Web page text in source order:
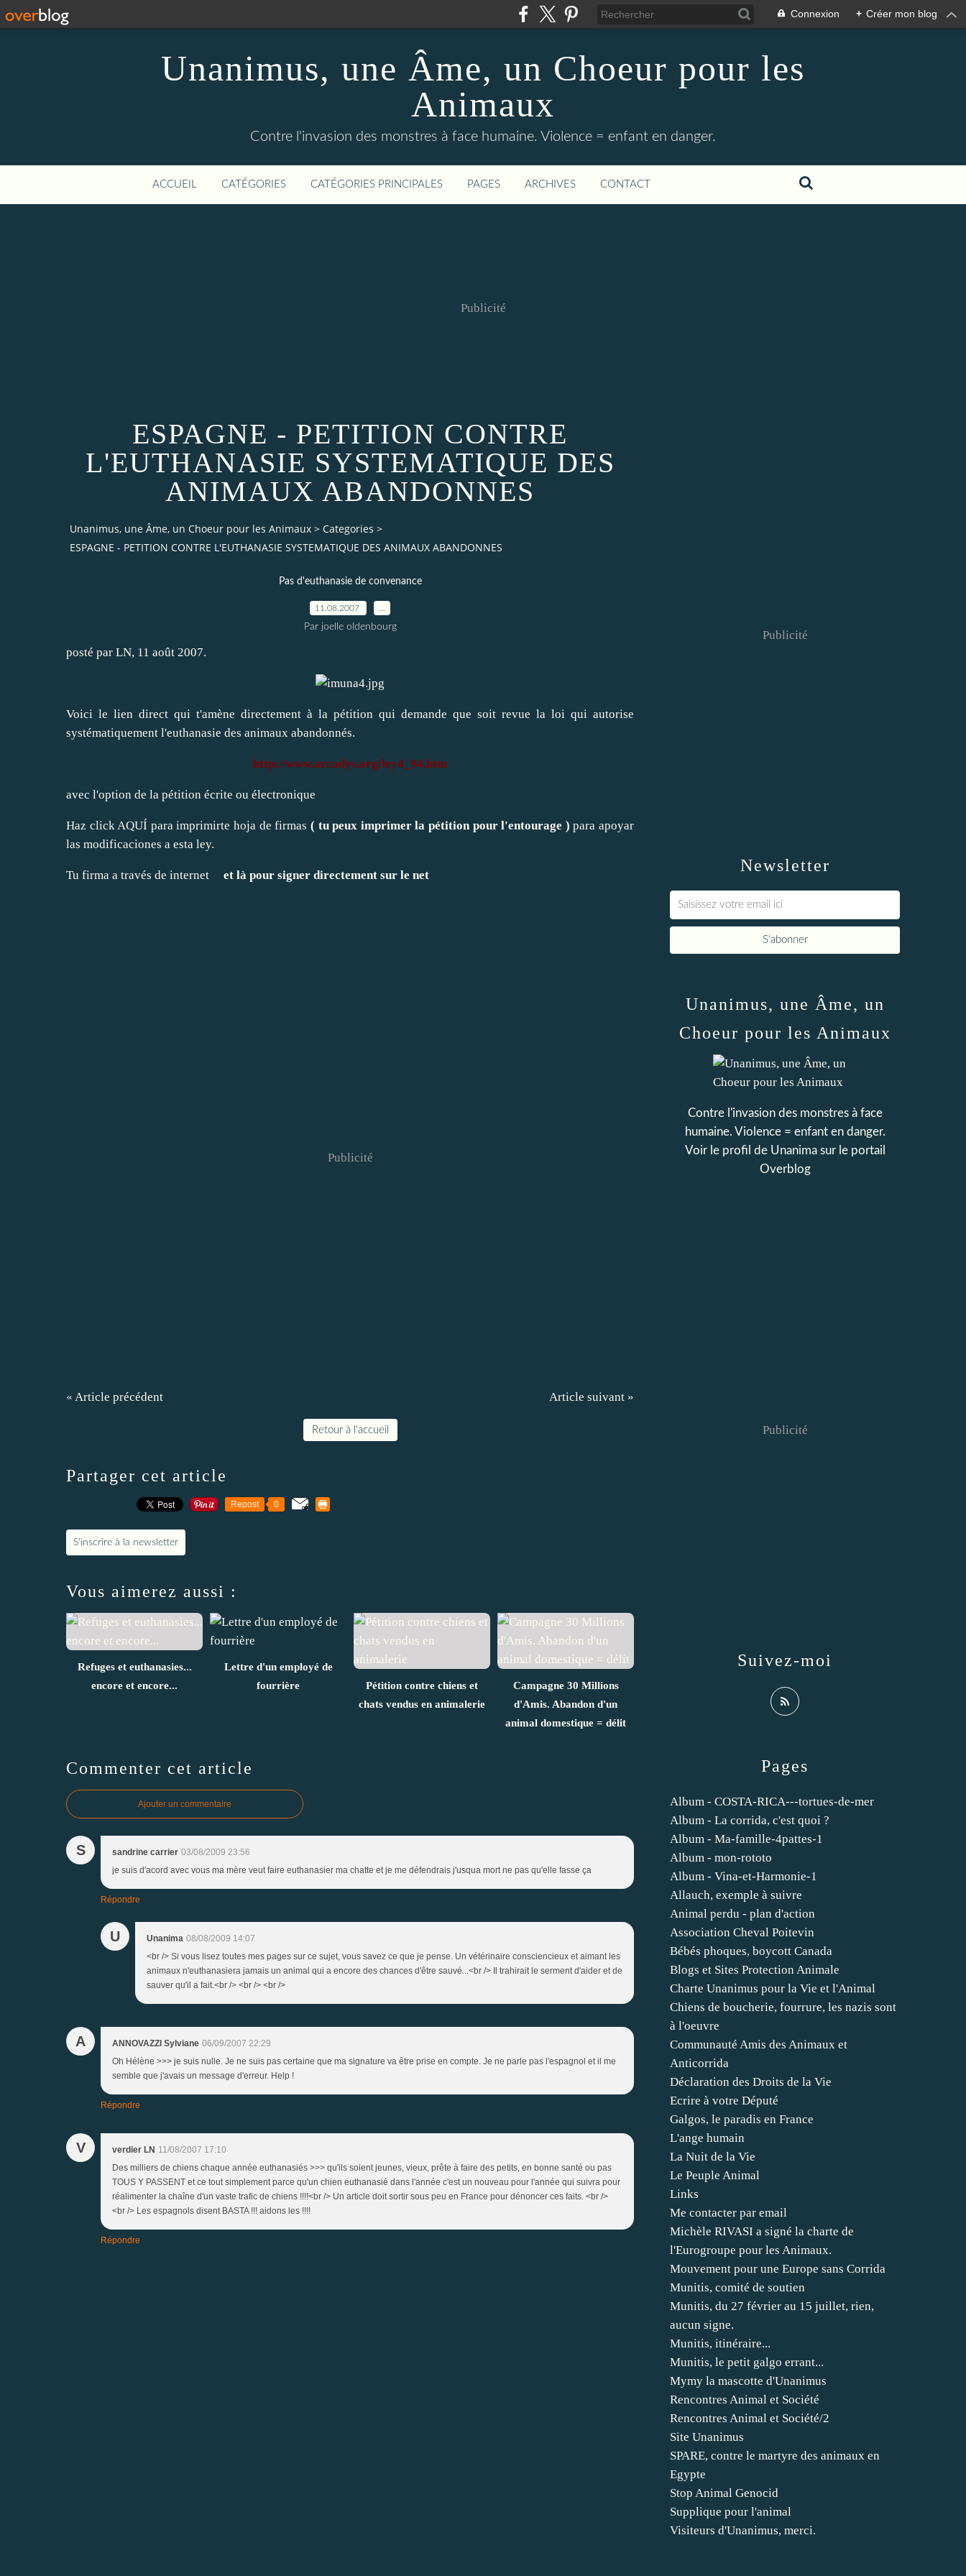
Connexion + Créer mon blog
Unanimus, une Âme, un Choeur pour les
Animaux
Contre l'invasion des monstres à face humaine. Violence = enfant en danger.
ACCUEIL CATÉGORIES CATÉGORIES PRINCIPALES PAGES ARCHIVES CONTACT
Publicité
ESPAGNE - PETITION CONTRE
L'EUTHANASIE SYSTEMATIQUE DES
ANIMAUX ABANDONNES
Unanimus, une Âme, un Choeur pour les Animaux > Categories >
ESPAGNE - PETITION CONTRE L'EUTHANASIE SYSTEMATIQUE DES ANIMAUX ABANDONNES
Pas d'euthanasie de convenance
11.08.2007
Par joelle oldenbourg
posté par LN, 11 août 2007.
Voici le lien direct qui t'amène directement à la pétition qui demande que soit revue la loi qui autorise
systématiquement l'euthanasie des animaux abandonnés.
http://www.arcadys.org/ley4_94.htm
avec l'option de la pétition écrite ou électronique
Haz click AQUÍ para imprimirte hoja de firmas ( tu peux imprimer la pétition pour l'entourage ) para apoyar
las modificaciones a esta ley.
Tu firma a través de internet et là pour signer directement sur le net
Publicité
« Article précédent Article suivant »
Retour à l'accueil
Partager cet article
Repost 0
S'inscrire à la newsletter
Vous aimerez aussi :
Refuges et euthanasies...
encore et encore...
Lettre d'un employé de
fourrière
Pétition contre chiens et
chats vendus en animalerie
Campagne 30 Millions
d'Amis. Abandon d'un
animal domestique = délit
Commenter cet article
Ajouter un commentaire
S sandrine carrier 03/08/2009 23:56
je suis d'acord avec vous ma mère veut faire euthanasier ma chatte et je me défendrais j'usqua mort ne pas qu'elle fasse ça
Répondre
U Unanima 08/08/2009 14:07
<br /> Si vous lisez toutes mes pages sur ce sujet, vous savez ce que je pense. Un vétérinaire consciencieux et aimant les
animaux n'euthanasiera jamais un animal qui a encore des chances d'être sauvé...<br /> Il trahirait le serment d'aider et de
sauver qu'il a fait.<br /> <br /> <br />
A ANNOVAZZI Sylviane 06/09/2007 22:29
Oh Hélène >>> je suis nulle. Je ne suis pas certaine que ma signature va être prise en compte. Je ne parle pas l'espagnol et il me
semble que j'avais un message d'erreur. Help !
Répondre
V verdier LN 11/08/2007 17:10
Des milliers de chiens chaque année euthanasiés >>> qu'ils soient jeunes, vieux, prête à faire des petits, en bonne santé ou pas
TOUS Y PASSENT et ce tout simplement parce qu'un chien euthanasié dans l'année c'est un nouveau pour l'année qui suivra pour
réalimenter la chaîne d'un vaste trafic de chiens !!!!<br /> Un article doit sortir sous peu en France pour dénoncer ces faits. <br />
<br /> Les espagnols disent BASTA !!! aidons les !!!!
Répondre
Newsletter
Publicité
Pages
Album - COSTA-RICA---tortues-de-mer
Album - La corrida, c'est quoi ?
Album - Ma-famille-4pattes-1
Album - mon-rototo
Album - Vina-et-Harmonie-1
Allauch, exemple à suivre
Animal perdu - plan d'action
Association Cheval Poitevin
Bébés phoques, boycott Canada
Blogs et Sites Protection Animale
Charte Unanimus pour la Vie et l'Animal
Chiens de boucherie, fourrure, les nazis sont
à l'oeuvre
Communauté Amis des Animaux et
Anticorrida
Déclaration des Droits de la Vie
Ecrire à votre Député
Galgos, le paradis en France
L'ange humain
La Nuit de la Vie
Le Peuple Animal
Links
Me contacter par email
Michèle RIVASI a signé la charte de
l'Eurogroupe pour les Animaux.
Mouvement pour une Europe sans Corrida
Munitis, comité de soutien
Munitis, du 27 février au 15 juillet, rien,
aucun signe.
Munitis, itinéraire...
Munitis, le petit galgo errant...
Mymy la mascotte d'Unanimus
Rencontres Animal et Société
Rencontres Animal et Société/2
Site Unanimus
SPARE, contre le martyre des animaux en
Egypte
Stop Animal Genocid
Supplique pour l'animal
Visiteurs d'Unanimus, merci.
Unanimus, une Âme, un
Choeur pour les Animaux
Contre l'invasion des monstres à face
humaine. Violence = enfant en danger.
Voir le profil de Unanimasur le portail
Overblog
Suivez-moi
Publicité